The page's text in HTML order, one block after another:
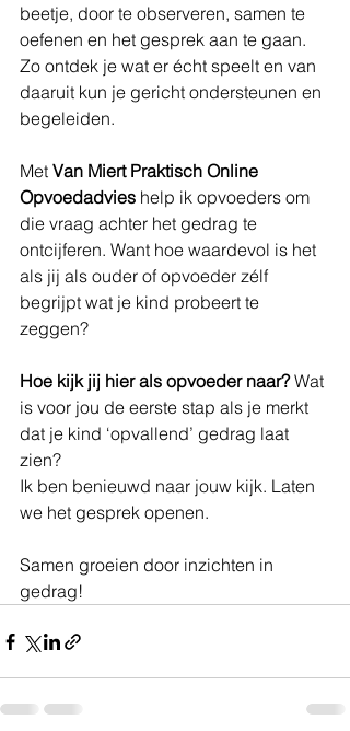
beetje, door te observeren, samen te
oefenen en het gesprek aan te gaan.
Zo ontdek je wat er écht speelt en van
daaruit kun je gericht ondersteunen en
begeleiden.
Met Van Miert Praktisch Online
Opvoedadvies help ik opvoeders om
die vraag achter het gedrag te
ontcijferen. Want hoe waardevol is het
als jij als ouder of opvoeder zélf
begrijpt wat je kind probeert te
zeggen?
Hoe kijk jij hier als opvoeder naar? Wat
is voor jou de eerste stap als je merkt
dat je kind ‘opvallend’ gedrag laat
zien?
Ik ben benieuwd naar jouw kijk. Laten
we het gesprek openen.
Samen groeien door inzichten in
gedrag!